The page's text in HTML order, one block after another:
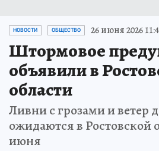
НОВОСТИ ОБЩЕСТВО 26 июня 2026
Штормовое
объявили в
области
Ливни с грозами и ветер
ожидаются в Ростовской
июня